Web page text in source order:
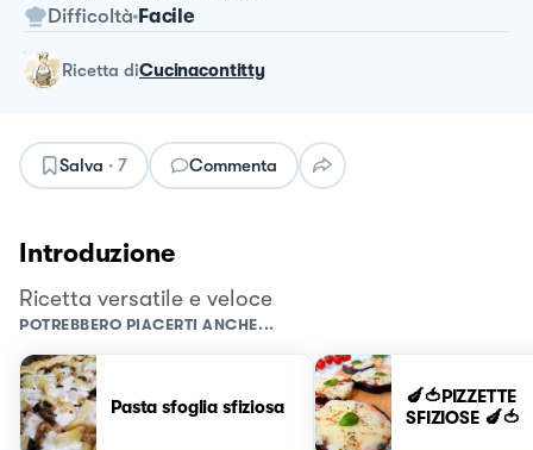
Difficoltà Facile
ricetta diCucinacontitty
Salva · 7 Commenta
Introduzione
Ricetta versatile e veloce
POTREBBERO PIACERTI ANCHE...
Pasta sfoglia sfiziosa
🍆🍅PIZZETTE
SFIZIOSE 🍆🍅